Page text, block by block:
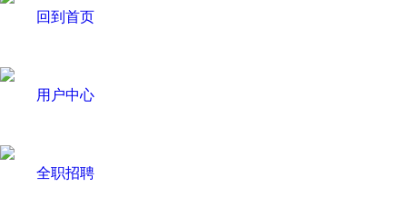
回到首页
用户中心
全职招聘